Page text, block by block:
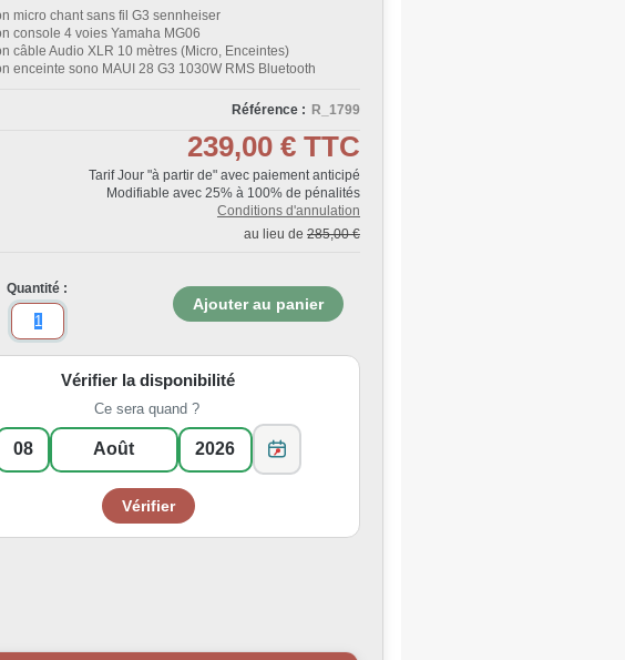
micro chant sans fil G3 sennheiser
console 4 voies Yamaha MG06
câble Audio XLR 10 mètres (Micro, Enceintes)
enceinte sono MAUI 28 G3 1030W RMS Bluetooth
Référence : R_1799
239,00 € TTC
Tarif Jour "à partir de" avec paiement anticipé
Modifiable avec 25% à 100% de pénalités
Conditions d'annulation
au lieu de 285,00 €
Quantité :
Vérifier la disponibilité
Ce sera quand ?